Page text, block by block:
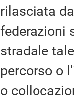
rilasciata
federazioni
stradale
percorso o
o